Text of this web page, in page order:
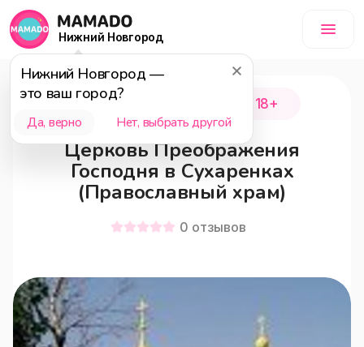
Нижний Новгород
Нижний Новгород —
это ваш город?
Да, верно Нет, выбрать другой
Городецкий район 18+
Церковь Преображения
Господня в Сухаренках
(Православный храм)
0 отзывов